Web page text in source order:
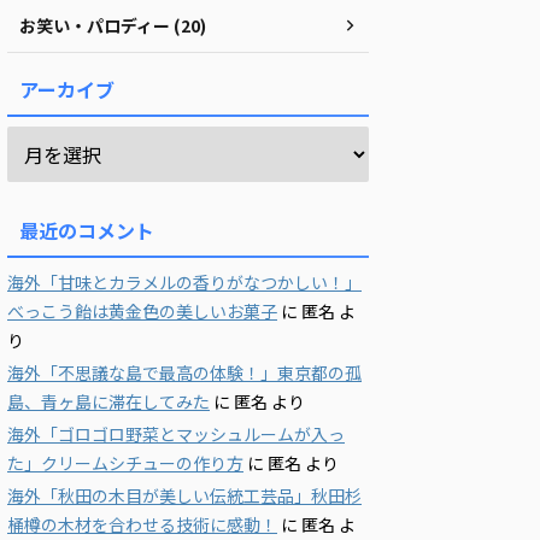
お笑い・パロディー (20)
アーカイブ
最近のコメント
海外「甘味とカラメルの香りがなつかしい！」
べっこう飴は黄金色の美しいお菓子 に 匿名 よ
り
海外「不思議な島で最高の体験！」東京都の孤
島、青ヶ島に滞在してみた に 匿名 より
海外「ゴロゴロ野菜とマッシュルームが入っ
た」クリームシチューの作り方 に 匿名 より
海外「秋田の木目が美しい伝統工芸品」秋田杉
桶樽の木材を合わせる技術に感動！ に 匿名 よ